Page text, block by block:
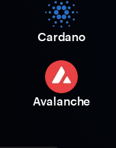
Cardano
Avalanche